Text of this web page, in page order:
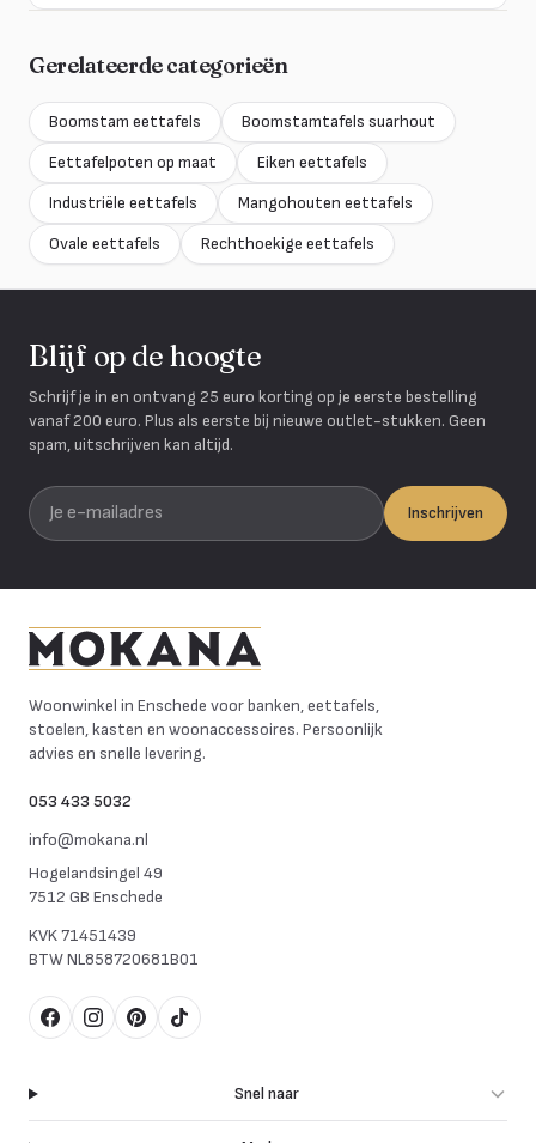
Gerelateerde categorieën
Boomstam eettafels
Boomstamtafels suarhout
Eettafelpoten op maat
Eiken eettafels
Industriële eettafels
Mangohouten eettafels
Ovale eettafels
Rechthoekige eettafels
Blijf op de hoogte
Schrijf je in en ontvang 25 euro korting op je eerste bestelling
vanaf 200 euro. Plus als eerste bij nieuwe outlet-stukken. Geen
spam, uitschrijven kan altijd.
Je e-mailadres
Inschrijven
Woonwinkel in Enschede voor banken, eettafels,
stoelen, kasten en woonaccessoires. Persoonlijk
advies en snelle levering.
053 433 5032
info@mokana.nl
Hogelandsingel 49
7512 GB Enschede
KVK71451439
BTWNL858720681B01
FacebookInstagram
Pinterest
TikTok
Snel naar